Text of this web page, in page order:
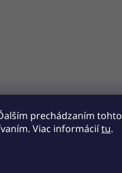
prechádzaním tohto
Viac informáciítu.